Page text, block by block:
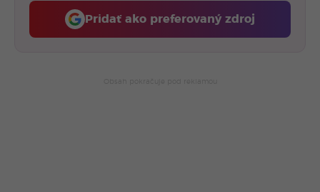
Pridať ako preferovaný zdroj
Fontech, odkaz sa otvorí v